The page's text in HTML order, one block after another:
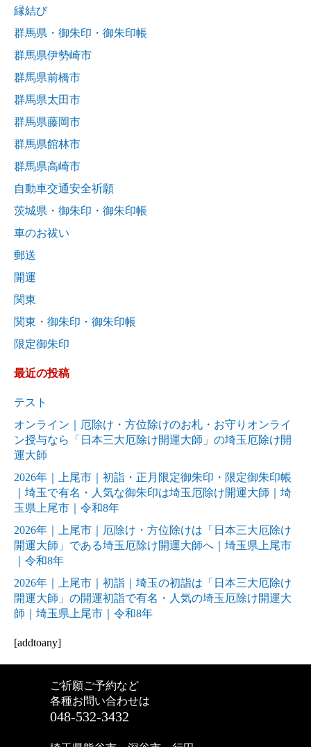
縁結び
群馬県・御朱印・御朱印帳
群馬県伊勢崎市
群馬県前橋市
群馬県太田市
群馬県藤岡市
群馬県館林市
群馬県高崎市
自動車交通安全祈願
茨城県・御朱印・御朱印帳
車のお祓い
郵送
開運
関東
関東・御朱印・御朱印帳
限定御朱印
最近の投稿
テスト
オンライン｜厄除け・方位除けのお札・お守りオンライ
ン授与なら「日本三大厄除け開運大師」の埼玉厄除け開
運大師
2026年｜上尾市｜初詣・正月限定御朱印・限定御朱印帳
｜埼玉で有名・人気な御朱印は埼玉厄除け開運大師｜埼
玉県上尾市｜令和8年
2026年｜上尾市｜厄除け・方位除けは「日本三大厄除け
開運大師」である埼玉厄除け開運大師へ｜埼玉県上尾市
｜令和8年
2026年｜上尾市｜初詣｜埼玉の初詣は「日本三大厄除け
開運大師」の開運初詣で有名・人気の埼玉厄除け開運大
師｜埼玉県上尾市｜令和8年
[addtoany]
ご祈願ご予約など
各種お問い合わせは
048-532-3432